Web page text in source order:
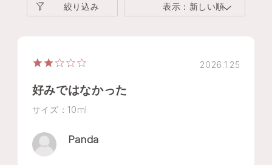
絞り込み 表示：新しい順
2026.1.25
好みではなかった
サイズ：10ml
Panda